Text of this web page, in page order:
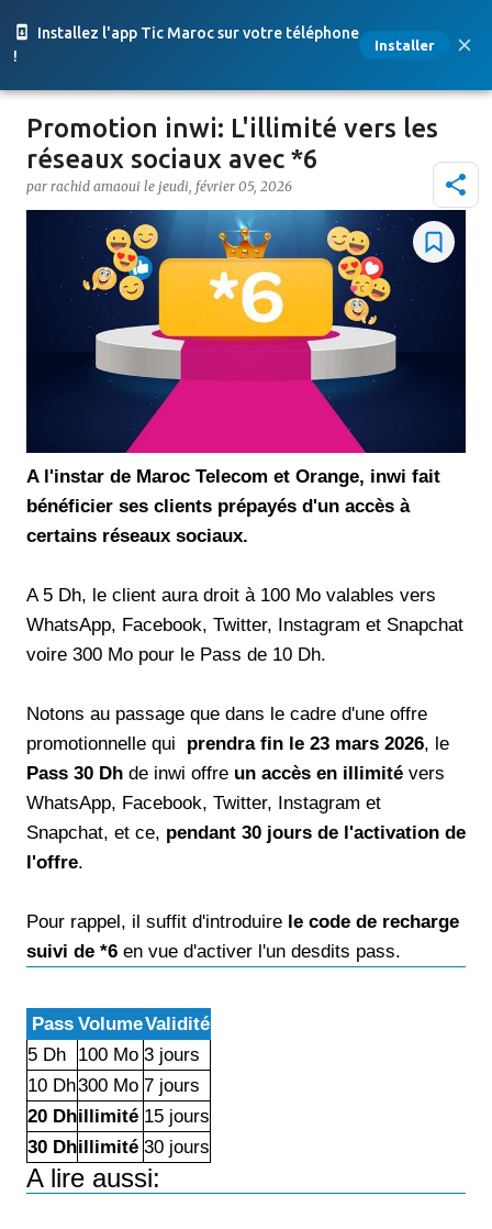
Installez l'app Tic Maroc sur votre téléphone
!
Installer
Accéder au contenu principal
Promotion inwi: L'illimité vers les
réseaux sociaux avec *6
par rachid amaoui le jeudi, février 05, 2026
A l'instar de Maroc Telecom et Orange, inwi fait
bénéficier ses clients prépayés d'un accès à
certains réseaux sociaux.
A 5 Dh, le client aura droit à 100 Mo valables vers
WhatsApp, Facebook, Twitter, Instagram et Snapchat
voire 300 Mo pour le Pass de 10 Dh.
Notons au passage que dans le cadre d'une offre
promotionnelle qui prendra fin le 23 mars 2026, le
Pass 30 Dh de inwi offre un accès en illimité vers
WhatsApp, Facebook, Twitter, Instagram et
Snapchat, et ce, pendant 30 jours de l'activation de
l'offre.
Pour rappel, il suffit d'introduire le code de recharge
suivi de *6 en vue d'activer l'un desdits pass.
Pass VolumeValidité
5 Dh
100 Mo 3 jours
10 Dh300 Mo 7 jours
20 Dhillimité 15 jours
30 Dhillimité 30 jours
A lire aussi: